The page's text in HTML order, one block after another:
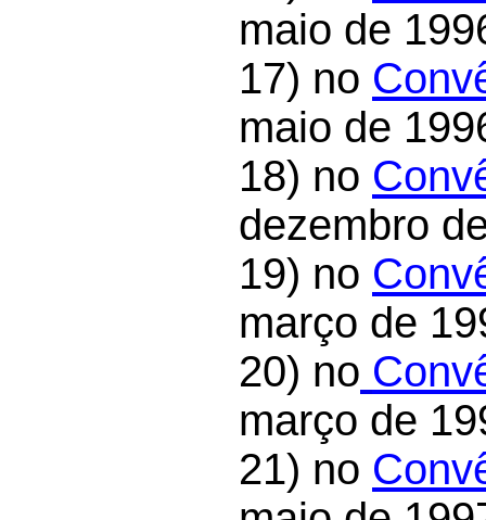
maio de
17) no
maio de
18) no
dezembro
19) no
março de
20) no
março de
21) no